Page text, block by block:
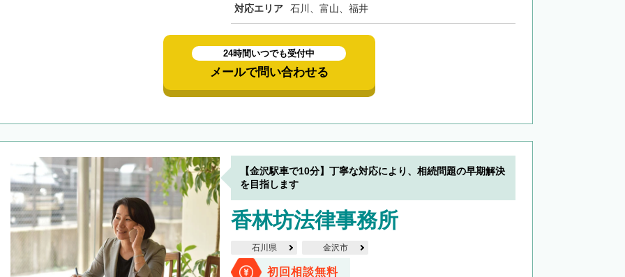
対応エリア 石川、富山、福井
24時間いつでも受付中
メールで問い合わせる
【金沢駅車で10分】丁寧な対応により、相続問題の早期解決
を目指します
香林坊法律事務所
石川県 金沢市
初回相談無料